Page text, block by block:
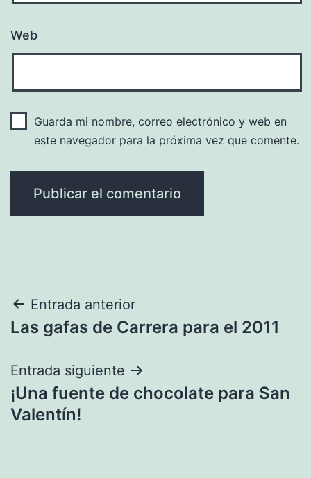
Web
Guarda mi nombre, correo electrónico y web en
este navegador para la próxima vez que comente.
Navegación
de
entradas
Entrada anterior
Las gafas de Carrera para el 2011
Entrada siguiente
¡Una fuente de chocolate para San
Valentín!